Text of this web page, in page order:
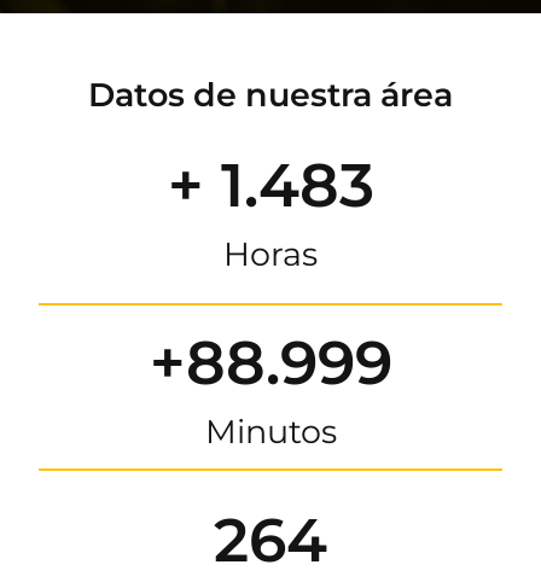
Datos de nuestra área
+ 1.483
Horas
+88.999
Minutos
264